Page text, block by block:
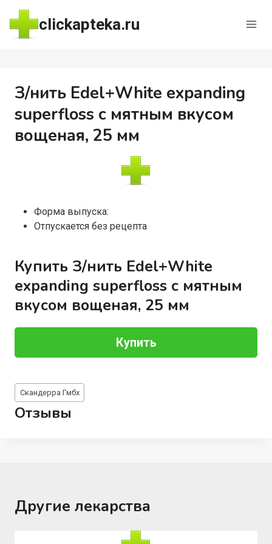
Перейти
содержимому
clickapteka.ru
З/нить Edel+White expanding
superfloss с мятным вкусом
вощеная, 25 мм
Форма выпуска:
Отпускается без рецепта
Купить З/нить Edel+White
expanding superfloss с мятным
вкусом вощеная, 25 мм
Купить
Метки
записи:
Скандерра Гмбх
Отзывы
Другие лекарства